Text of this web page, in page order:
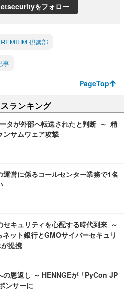
をフォロー
倶楽部
事
PageTop
ランキング
タが外部へ転送されたと判断 ～ 精
ンサムウェア攻撃
運営に係るコールセンター業務で1名
セキュリティを心配する時代到来 ～
ネット銀行とGMOサイバーセキュリ
提携
の恩返し ～ HENNGEが「PyCon JP
ンサーに